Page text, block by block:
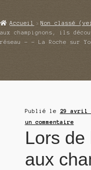
Echanges et contacts
Mycologie
Accueil Non classé
aux champignons, ils
réseau – – La Roche sur
Publié le 29 avril
un commentaire
Lors de
aux